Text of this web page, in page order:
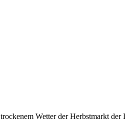
Wetter der Herbstmarkt